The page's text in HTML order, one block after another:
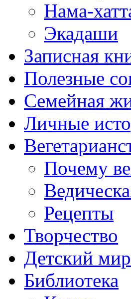
Нама-
Экадаши
Записная
Полезные
Семейная
Личные
Почему
Рецепты
Творчество
Детский мир
Библиотека